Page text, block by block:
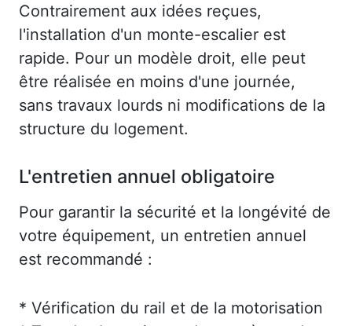
Contrairement aux idées reçues,
l'installation d'un monte-escalier est
rapide. Pour un modèle droit, elle peut
être réalisée en moins d'une journée,
sans travaux lourds ni modifications de la
structure du logement.
L'entretien annuel obligatoire
Pour garantir la sécurité et la longévité de
votre équipement, un entretien annuel
est recommandé :
* Vérification du rail et de la motorisation